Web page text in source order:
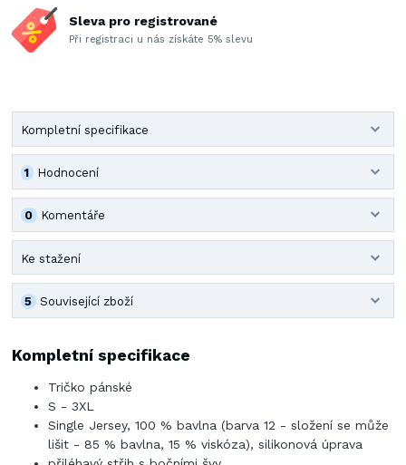
Sleva pro registrované
Při registraci u nás získáte 5% slevu
Kompletní specifikace
Hodnocení
1
Komentáře
0
Ke stažení
Související zboží
5
Kompletní specifikace
Tričko pánské
S - 3XL
Single Jersey, 100 % bavlna (barva 12 - složení se může
lišit - 85 % bavlna, 15 % viskóza), silikonová úprava